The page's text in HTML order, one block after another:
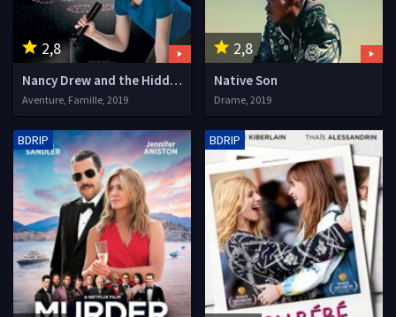
2,8
Nancy Drew and the Hidden Staircase
Aventure, Famille, 2019
2,8
Native Son
Drame, 2019
BDRIP BDRIP